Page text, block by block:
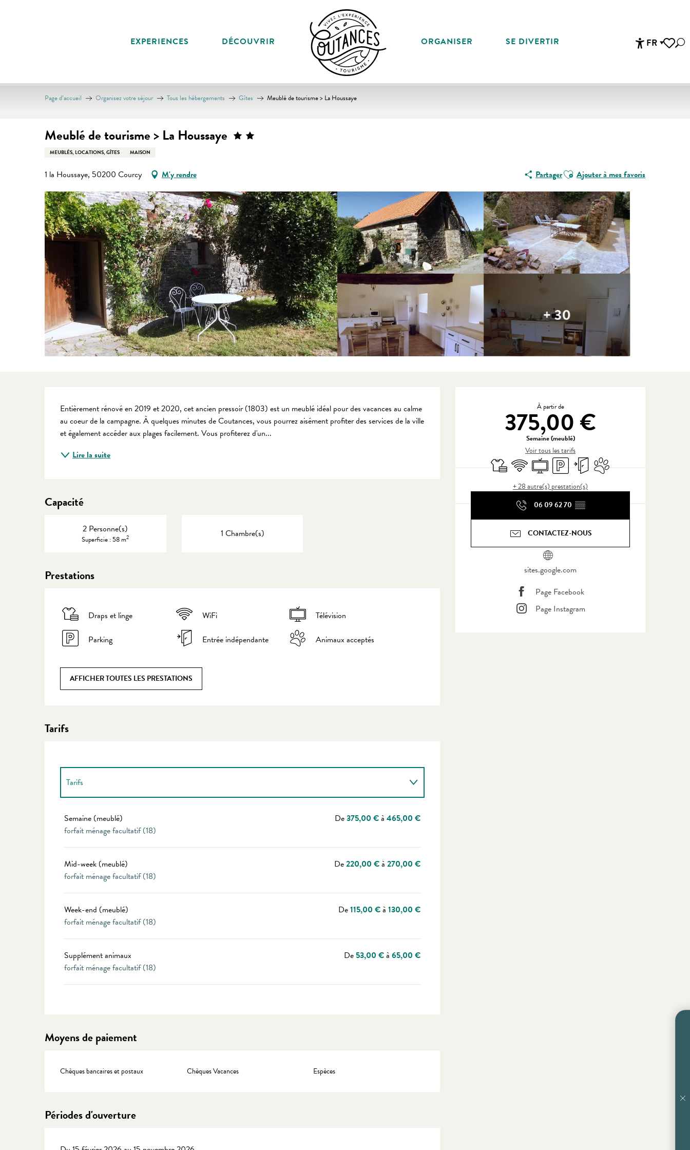
FR
EXPERIENCES DÉCOUVRIR ORGANISER SE DIVERTIR
Page d’accueil Organisez votre séjour Tous les hébergements Gîtes Meublé de tourisme > La Houssaye
Meublé de tourisme > La Houssaye
MEUBLÉS, LOCATIONS, GÎTES MAISON
1 la Houssaye, 50200 Courcy M'y rendre PartagerAjouter aux favoris
Ajouter à mes favoris
+ 30
Ouverture et coordonnées
À partir de
375,00 €
Semaine (meublé)
Voir tous les tarifs
Draps et linge
WiFi TélévisionParkingEntrée indépendante
Animaux acceptés
+ 28 autre(s) prestation(s)
06 09 62 70 ▒▒
CONTACTEZ-NOUS
sites.google.com
Page Facebook
Page Instagram
Description
Entièrement rénové en 2019 et 2020, cet ancien pressoir (1803) est un meublé idéal pour des vacances au calme
au coeur de la campagne. À quelques minutes de Coutances, vous pourrez aisément profiter des services de la ville
et également accéder aux plages facilement. Vous profiterez d'un...
Lire la suite
Capacité
2 Personne(s)
Superficie : 58 m2 1 Chambre(s)
Prestations
Draps et linge WiFi
Télévision
Parking
Entrée indépendante Animaux acceptés
AFFICHER TOUTES LES PRESTATIONS
Tarifs
Tarifs
Tarifs 2027
Semaine (meublé)
forfait ménage facultatif (18)
De375,00 €à465,00 €
Mid-week (meublé)
forfait ménage facultatif (18)
De220,00 €à270,00 €
Week-end (meublé)
forfait ménage facultatif (18)
De115,00 €à130,00 €
Supplément animaux
forfait ménage facultatif (18)
De53,00 €à65,00 €
Moyens de paiement
Chèques bancaires et postaux Chèques Vacances Espèces
Périodes d'ouverture